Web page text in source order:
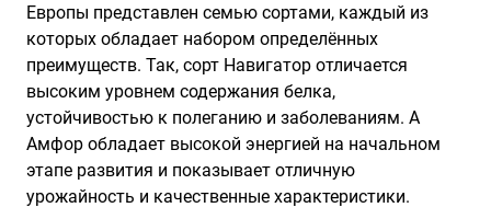
Европы представлен семью сортами, каждый из
которых обладает набором определённых
преимуществ. Так, сорт Навигатор отличается
высоким уровнем содержания белка,
устойчивостью к полеганию и заболеваниям. А
Амфор обладает высокой энергией на начальном
этапе развития и показывает отличную
урожайность и качественные характеристики.